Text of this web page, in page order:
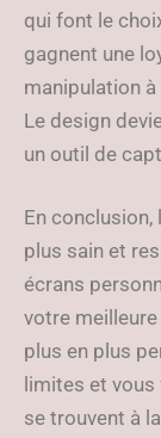
qui font le
gagnent une
manipulation
Le design
un outil de
En
plus sain et
écrans
votre
plus en plus
limites et
se trouvent à